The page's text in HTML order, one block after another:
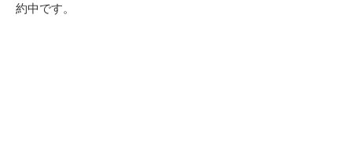
約中です。